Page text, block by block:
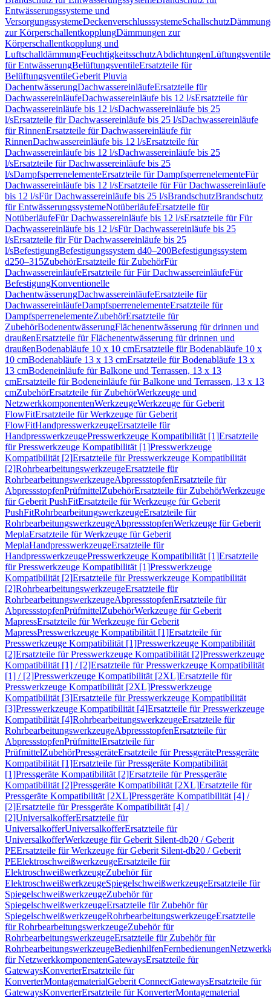
Entwässerungssysteme und
VersorgungssystemeDeckenverschlusssystemeSchallschutz
zur KörperschallentkopplungDämmungen zur
Körperschallentkopplung und
LuftschalldämmungFeuchtigkeitsschutzAbdichtungenLüftungsventile
für EntwässerungBelüftungsventileErsatzteile für
BelüftungsventileGeberit Pluvia
DachentwässerungDachwassereinläufeErsatzteile für
DachwassereinläufeDachwassereinläufe bis 12 l/sErsatzteile für
Dachwassereinläufe bis 12 l/sDachwassereinläufe bis 25
l/sErsatzteile für Dachwassereinläufe bis 25 l/sDachwassereinläufe
für RinnenErsatzteile für Dachwassereinläufe für
RinnenDachwassereinläufe bis 12 l/sErsatzteile für
Dachwassereinläufe bis 12 l/sDachwassereinläufe bis 25
l/sErsatzteile für Dachwassereinläufe bis 25
l/sDampfsperrenelementeErsatzteile für DampfsperrenelementeFür
Dachwassereinläufe bis 12 l/sErsatzteile für Für Dachwassereinläufe
bis 12 l/sFür Dachwassereinläufe bis 25 l/sBrandschutzBrandschutz
für EntwässerungssystemeNotüberläufeErsatzteile für
NotüberläufeFür Dachwassereinläufe bis 12 l/sErsatzteile für Für
Dachwassereinläufe bis 12 l/sFür Dachwassereinläufe bis 25
l/sErsatzteile für Für Dachwassereinläufe bis 25
l/sBefestigungBefestigungssystem d40–200Befestigungssystem
d250–315ZubehörErsatzteile für ZubehörFür
DachwassereinläufeErsatzteile für Für DachwassereinläufeFür
BefestigungKonventionelle
DachentwässerungDachwassereinläufeErsatzteile für
DachwassereinläufeDampfsperrenelementeErsatzteile für
DampfsperrenelementeZubehörErsatzteile für
ZubehörBodenentwässerungFlächenentwässerung für drinnen und
draußenErsatzteile für Flächenentwässerung für drinnen und
draußenBodenabläufe 10 x 10 cmErsatzteile für Bodenabläufe 10 x
10 cmBodenabläufe 13 x 13 cmErsatzteile für Bodenabläufe 13 x
13 cmBodeneinläufe für Balkone und Terrassen, 13 x 13
cmErsatzteile für Bodeneinläufe für Balkone und Terrassen, 13 x 13
cmZubehörErsatzteile für ZubehörWerkzeuge und
NetzwerkkomponentenWerkzeugeWerkzeuge für Geberit
FlowFitErsatzteile für Werkzeuge für Geberit
FlowFitHandpresswerkzeugeErsatzteile für
HandpresswerkzeugePresswerkzeuge Kompatibilität [1]Ersatzteile
für Presswerkzeuge Kompatibilität [1]Presswerkzeuge
Kompatibilität [2]Ersatzteile für Presswerkzeuge Kompatibilität
[2]RohrbearbeitungswerkzeugeErsatzteile für
RohrbearbeitungswerkzeugeAbpressstopfenErsatzteile für
AbpressstopfenPrüfmittelZubehörErsatzteile für ZubehörWerkzeuge
für Geberit PushFitErsatzteile für Werkzeuge für Geberit
PushFitRohrbearbeitungswerkzeugeErsatzteile für
RohrbearbeitungswerkzeugeAbpressstopfenWerkzeuge für Geberit
MeplaErsatzteile für Werkzeuge für Geberit
MeplaHandpresswerkzeugeErsatzteile für
HandpresswerkzeugePresswerkzeuge Kompatibilität [1]Ersatzteile
für Presswerkzeuge Kompatibilität [1]Presswerkzeuge
Kompatibilität [2]Ersatzteile für Presswerkzeuge Kompatibilität
[2]RohrbearbeitungswerkzeugeErsatzteile für
RohrbearbeitungswerkzeugeAbpressstopfenErsatzteile für
AbpressstopfenPrüfmittelZubehörWerkzeuge für Geberit
MapressErsatzteile für Werkzeuge für Geberit
MapressPresswerkzeuge Kompatibilität [1]Ersatzteile für
Presswerkzeuge Kompatibilität [1]Presswerkzeuge Kompatibilität
[2]Ersatzteile für Presswerkzeuge Kompatibilität [2]Presswerkzeuge
Kompatibilität [1] / [2]Ersatzteile für Presswerkzeuge Kompatibilität
[1] / [2]Presswerkzeuge Kompatibilität [2XL]Ersatzteile für
Presswerkzeuge Kompatibilität [2XL]Presswerkzeuge
Kompatibilität [3]Ersatzteile für Presswerkzeuge Kompatibilität
[3]Presswerkzeuge Kompatibilität [4]Ersatzteile für Presswerkzeuge
Kompatibilität [4]RohrbearbeitungswerkzeugeErsatzteile für
RohrbearbeitungswerkzeugeAbpressstopfenErsatzteile für
AbpressstopfenPrüfmittelErsatzteile für
PrüfmittelZubehörPressgeräteErsatzteile für PressgerätePressgeräte
Kompatibilität [1]Ersatzteile für Pressgeräte Kompatibilität
[1]Pressgeräte Kompatibilität [2]Ersatzteile für Pressgeräte
Kompatibilität [2]Pressgeräte Kompatibilität [2XL]Ersatzteile für
Pressgeräte Kompatibilität [2XL]Pressgeräte Kompatibilität [4] /
[2]Ersatzteile für Pressgeräte Kompatibilität [4] /
[2]UniversalkofferErsatzteile für
UniversalkofferUniversalkofferErsatzteile für
UniversalkofferWerkzeuge für Geberit Silent-db20 / Geberit
PEErsatzteile für Werkzeuge für Geberit Silent-db20 / Geberit
PEElektroschweißwerkzeugeErsatzteile für
ElektroschweißwerkzeugeZubehör für
ElektroschweißwerkzeugeSpiegelschweißwerkzeugeErsatzteile für
SpiegelschweißwerkzeugeZubehör für
SpiegelschweißwerkzeugeErsatzteile für Zubehör für
SpiegelschweißwerkzeugeRohrbearbeitungswerkzeugeErsatzteile
für RohrbearbeitungswerkzeugeZubehör für
RohrbearbeitungswerkzeugeErsatzteile für Zubehör für
RohrbearbeitungswerkzeugeBedienhilfenFernbedienungen
für NetzwerkkomponentenGatewaysErsatzteile für
GatewaysKonverterErsatzteile für
KonverterMontagematerialGeberit ConnectGatewaysErsatzteile für
GatewaysKonverterErsatzteile für KonverterMontagematerial